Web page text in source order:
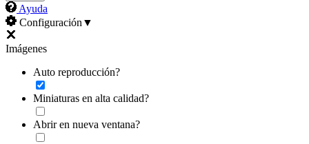
Ayuda
Configuración ▼
Imágenes
Auto reproducción?
Miniaturas en alta calidad?
Abrir en nueva ventana?